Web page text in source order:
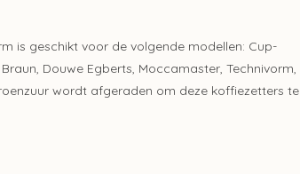
is geschikt voor de volgende modellen: Cup-
Douwe Egberts, Moccamaster, Technivorm,
wordt afgeraden om deze koffiezetters te